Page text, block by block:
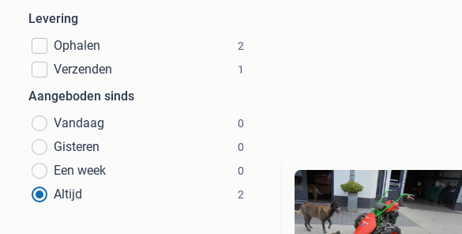
Levering
Ophalen
2
Verzenden 1
Aangeboden sinds
Vandaag
0
Gisteren 0
Een week 0
Altijd 2